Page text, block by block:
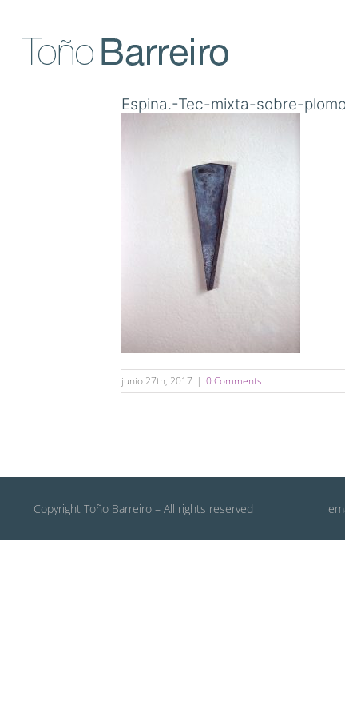
content
Espina.-Tec-mixta-sobre-
junio 27th, 2017 | 0 Comments
Copyright Toño Barreiro – All rights reserved